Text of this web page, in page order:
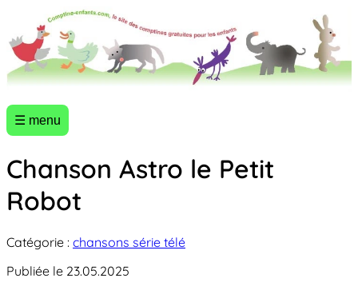
☰ menu
Chanson Astro le Petit
Robot
Catégorie : chansons série télé
Publiée le 23.05.2025